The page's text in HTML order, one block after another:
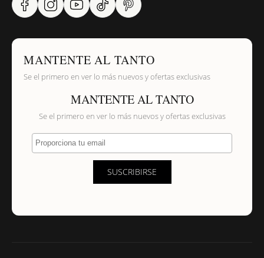
MANTENTE AL TANTO
Se el primero en ver lo más nuevos y ofertas exclusivas
MANTENTE AL TANTO
Se el primero en ver lo más nuevos y ofertas exclusivas
Proporciona tu email
SUSCRIBIRSE